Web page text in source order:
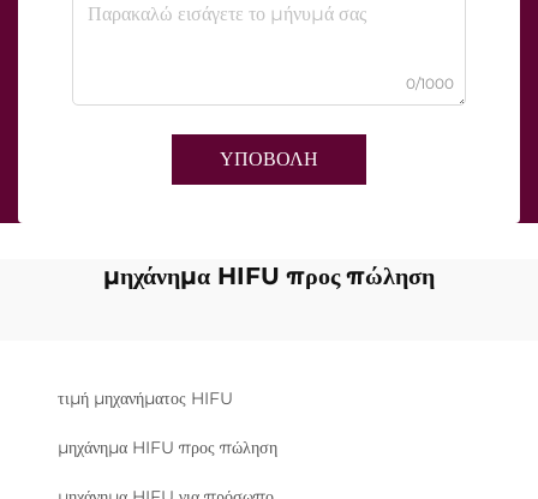
0/1000
ΥΠΟΒΟΛΗ
μηχάνημα HIFU προς πώληση
τιμή μηχανήματος HIFU
μηχάνημα HIFU προς πώληση